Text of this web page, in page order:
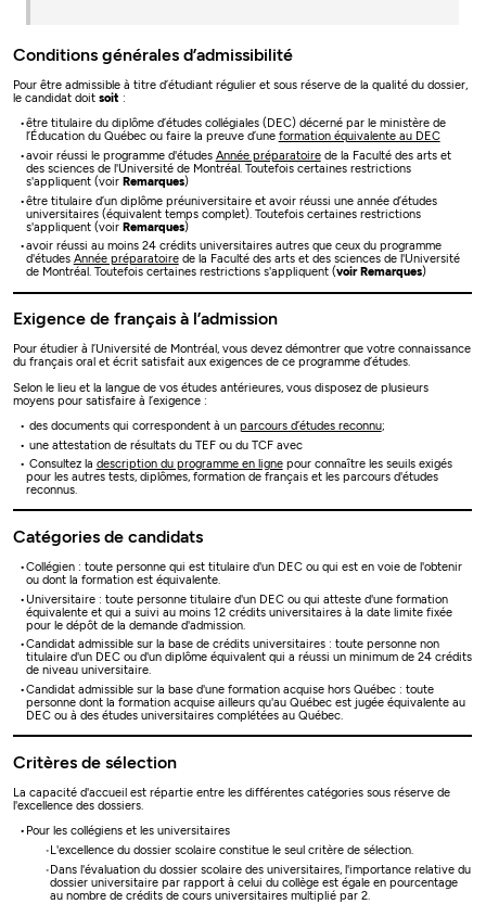
Conditions générales d’admissibilité
Pour être admissible à titre d’étudiant régulier et sous réserve de la qualité du dossier,
le candidat doitsoit :
être titulaire du diplôme d’études collégiales (DEC) décerné par le ministère de
l’Éducation du Québec ou faire la preuve d’une formation équivalente au DEC
avoir réussi le programme d'études Année préparatoirede la Faculté des arts et
des sciences de l'Université de Montréal. Toutefois certaines restrictions
s'appliquent (voir Remarques)
être titulaire d’un diplôme préuniversitaire et avoir réussi une année d’études
universitaires (équivalent temps complet). Toutefois certaines restrictions
s'appliquent (voir Remarques)
avoir réussi au moins 24 crédits universitaires autres que ceux du programme
d'études Année préparatoirede la Faculté des arts et des sciences de l'Université
de Montréal. Toutefois certaines restrictions s'appliquent (voir Remarques)
Exigence de français à l’admission
Pour étudier à l’Université de Montréal, vous devez démontrer que votre connaissance
du français oral et écrit satisfait aux exigences de ce programme d’études.
Selon le lieu et la langue de vos études antérieures, vous disposez de plusieurs
moyens pour satisfaire à l’exigence :
des documents qui correspondent à un parcours d’études reconnu;
une attestation de résultats du TEF ou du TCF avec
Consultez la description du programme en lignepour connaître les seuils exigés
pour les autres tests, diplômes, formation de français et les parcours d'études
reconnus.
Catégories de candidats
Collégien : toute personne qui est titulaire d'un DEC ou qui est en voie de l'obtenir
ou dont la formation est équivalente.
Universitaire : toute personne titulaire d'un DEC ou qui atteste d'une formation
équivalente et qui a suivi au moins 12 crédits universitaires à la date limite fixée
pour le dépôt de la demande d'admission.
Candidat admissible sur la base de crédits universitaires : toute personne non
titulaire d'un DEC ou d'un diplôme équivalent qui a réussi un minimum de 24 crédits
de niveau universitaire.
Candidat admissible sur la base d'une formation acquise hors Québec : toute
personne dont la formation acquise ailleurs qu'au Québec est jugée équivalente au
DEC ou à des études universitaires complétées au Québec.
Critères de sélection
La capacité d'accueil est répartie entre les différentes catégories sous réserve de
l'excellence des dossiers.
Pour les collégiens et les universitaires
L'excellence du dossier scolaire constitue le seul critère de sélection.
Dans l'évaluation du dossier scolaire des universitaires, l'importance relative du
dossier universitaire par rapport à celui du collège est égale en pourcentage
au nombre de crédits de cours universitaires multiplié par 2.